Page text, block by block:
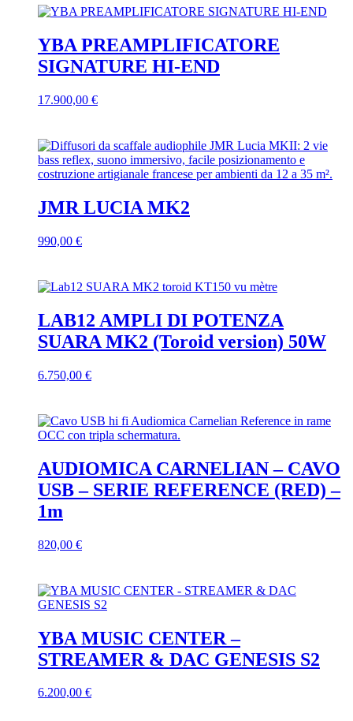
ha
più
varianti.
Le
opzioni
possono
essere
scelte
pagina
del
prodotto
YBA PREAMPLIFICATORE
SIGNATURE HI-END
17.900,00 €
JMR LUCIA MK2
990,00 €
ha
più
varianti.
Le
opzioni
possono
essere
scelte
del
prodotto
LAB12 AMPLI DI POTENZA
SUARA MK2 (Toroid version) 50W
6.750,00 €
ha
più
varianti.
Le
opzioni
possono
essere
scelte
pagina
AUDIOMICA CARNELIAN – CAVO
USB – SERIE REFERENCE (RED) –
1m
820,00 €
YBA MUSIC CENTER –
STREAMER & DAC GENESIS S2
6.200,00 €